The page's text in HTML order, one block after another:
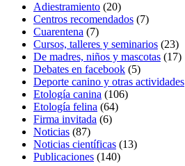
Adiestramiento (20)
Centros recomendados (7)
Cuarentena (7)
Cursos, talleres y seminarios (23)
De madres, niños y mascotas (17)
Debates en facebook (5)
Deporte canino y otras actividades
Etología canina (106)
Etología felina (64)
Firma invitada (6)
Noticias (87)
Noticias científicas (13)
Publicaciones (140)